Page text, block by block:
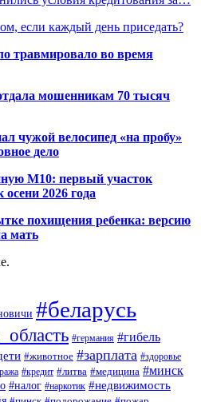
если каждый день приседать?
травмировало во время
мошенникам 70 тысяч
чужой велосипед «на пробу»
дело
М10: первый участок
2026 года
похищения ребенка: версию
мать
#беларусь
#германия #гибель
#животное #зарплата #здоровье
#кредит #литва #медицина #минск
#налог #наркотик #недвижимость